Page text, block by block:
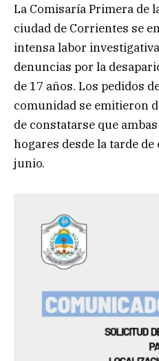
La Comisaría Primera de
ciudad de Corrientes se
intensa labor
denuncias por la
de 17 años. Los pedidos
comunidad se emitieron
de constatarse que
hogares desde la tarde
junio.